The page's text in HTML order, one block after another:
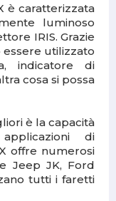
è caratterizzata
luminoso
IRIS. Grazie
essere utilizzato
indicatore di
cosa si possa
è la capacità
di
offre numerosi
Jeep JK, Ford
tutti i faretti